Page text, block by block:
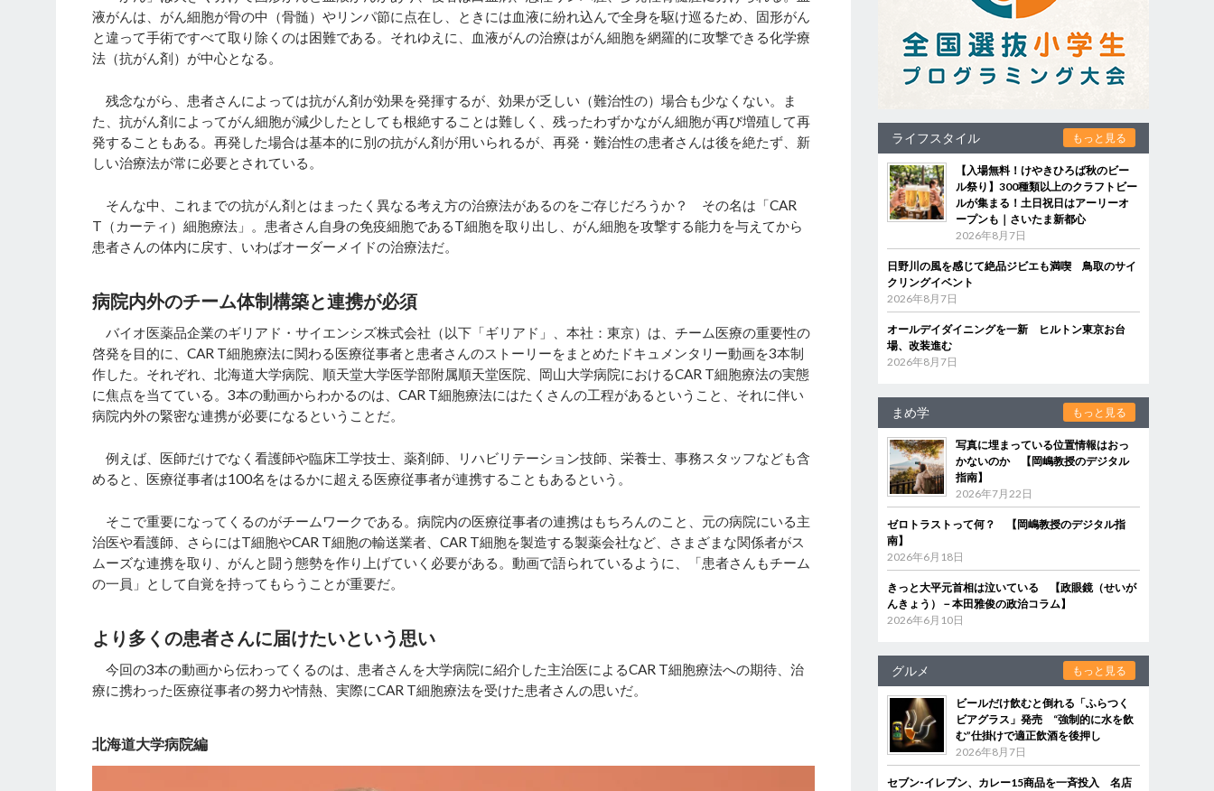
液がんは、がん細胞が骨の中（骨髄）やリンパ節に点在し、ときには血液に紛れ込んで全身を駆け巡るため、固形がん
と違って手術ですべて取り除くのは困難である。それゆえに、血液がんの治療はがん細胞を網羅的に攻撃できる化学療
法（抗がん剤）が中心となる。
残念ながら、患者さんによっては抗がん剤が効果を発揮するが、効果が乏しい（難治性の）場合も少なくない。ま
た、抗がん剤によってがん細胞が減少したとしても根絶することは難しく、残ったわずかながん細胞が再び増殖して再
発することもある。再発した場合は基本的に別の抗がん剤が用いられるが、再発・難治性の患者さんは後を絶たず、新
しい治療法が常に必要とされている。
そんな中、これまでの抗がん剤とはまったく異なる考え方の治療法があるのをご存じだろうか？ その名は「CAR
T（カーティ）細胞療法」。患者さん自身の免疫細胞であるT細胞を取り出し、がん細胞を攻撃する能力を与えてから
患者さんの体内に戻す、いわばオーダーメイドの治療法だ。
病院内外のチーム体制構築と連携が必須
バイオ医薬品企業のギリアド・サイエンシズ株式会社（以下「ギリアド」、本社：東京）は、チーム医療の重要性の
啓発を目的に、CAR T細胞療法に関わる医療従事者と患者さんのストーリーをまとめたドキュメンタリー動画を3本制
作した。それぞれ、北海道大学病院、順天堂大学医学部附属順天堂医院、岡山大学病院におけるCAR T細胞療法の実態
に焦点を当てている。3本の動画からわかるのは、CAR T細胞療法にはたくさんの工程があるということ、それに伴い
病院内外の緊密な連携が必要になるということだ。
例えば、医師だけでなく看護師や臨床工学技士、薬剤師、リハビリテーション技師、栄養士、事務スタッフなども含
めると、医療従事者は100名をはるかに超える医療従事者が連携することもあるという。
そこで重要になってくるのがチームワークである。病院内の医療従事者の連携はもちろんのこと、元の病院にいる主
治医や看護師、さらにはT細胞やCAR T細胞の輸送業者、CAR T細胞を製造する製薬会社など、さまざまな関係者がス
ムーズな連携を取り、がんと闘う態勢を作り上げていく必要がある。動画で語られているように、「患者さんもチーム
の一員」として自覚を持ってもらうことが重要だ。
より多くの患者さんに届けたいという思い
今回の3本の動画から伝わってくるのは、患者さんを大学病院に紹介した主治医によるCAR T細胞療法への期待、治
療に携わった医療従事者の努力や情熱、実際にCAR T細胞療法を受けた患者さんの思いだ。
北海道大学病院編
ライフスタイル もっと見る
【入場無料！けやきひろば秋のビー
ル祭り】300種類以上のクラフトビー
ルが集まる！土日祝日はアーリーオ
ープンも｜さいたま新都心
2026年8月7日
日野川の風を感じて絶品ジビエも満喫 鳥取のサイ
クリングイベント
2026年8月7日
オールデイダイニングを一新 ヒルトン東京お台
場、改装進む
2026年8月7日
まめ学 もっと見る
写真に埋まっている位置情報はおっ
かないのか 【岡嶋教授のデジタル
指南】
2026年7月22日
ゼロトラストって何？ 【岡嶋教授のデジタル指
南】
2026年6月18日
きっと大平元首相は泣いている 【政眼鏡（せいが
んきょう）－本田雅俊の政治コラム】
2026年6月10日
グルメ もっと見る
ビールだけ飲むと倒れる「ふらつく
ビアグラス」発売 “強制的に水を飲
む”仕掛けで適正飲酒を後押し
2026年8月7日
セブン‐イレブン、カレー15商品を一斉投入 名店